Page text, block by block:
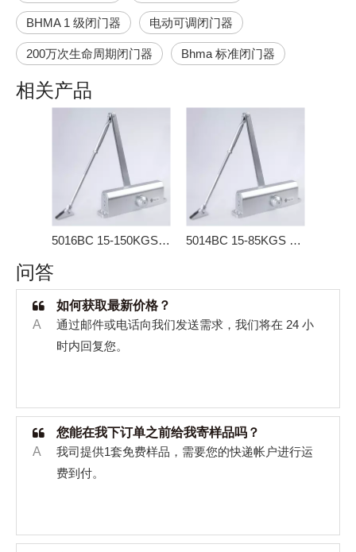
BHMA 1 级闭门器 电动可调闭门器
200万次生命周期闭门器 Bhma 标准闭门器
相关产品
5016BC 15-150KGS 重型门闭门器 5014BC 15-85KGS 重型门闭门器
问答
如何获取最新价格？
A
通过邮件或电话向我们发送需求，我们将在 24 小
时内回复您。
您能在我下订单之前给我寄样品吗？
A
我司提供1套免费样品，需要您的快递帐户进行运
费到付。